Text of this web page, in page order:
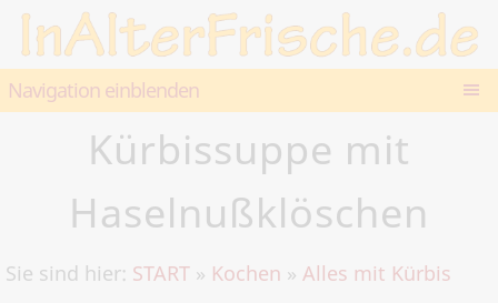
Navigation einblenden
Kürbissuppe mit
Haselnußklöschen
Sie sind hier: START » Kochen » Alles mit Kürbis